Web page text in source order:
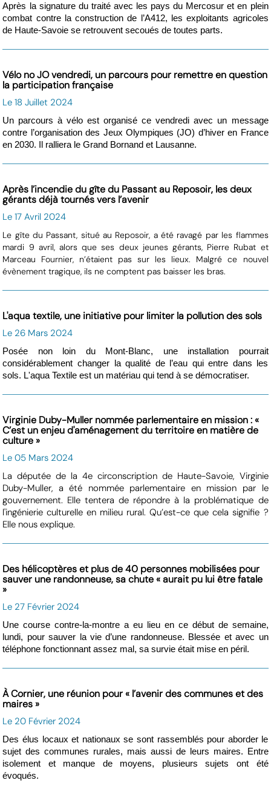
Après la signature du traité avec les pays du Mercosur et en plein
combat contre la construction de l’A412, les exploitants agricoles
de Haute-Savoie se retrouvent secoués de toutes parts.
Vélo no JO vendredi, un parcours pour remettre en question
la participation française
Le 18 Juillet 2024
Un parcours à vélo est organisé ce vendredi avec un message
contre l’organisation des Jeux Olympiques (JO) d’hiver en France
en 2030. Il ralliera le Grand Bornand et Lausanne.
Après l’incendie du gîte du Passant au Reposoir, les deux
gérants déjà tournés vers l’avenir
Le 17 Avril 2024
Le gîte du Passant, situé au Reposoir, a été ravagé par les flammes
mardi 9 avril, alors que ses deux jeunes gérants, Pierre Rubat et
Marceau Fournier, n’étaient pas sur les lieux. Malgré ce nouvel
évènement tragique, ils ne comptent pas baisser les bras.
L'aqua textile, une initiative pour limiter la pollution des sols
Le 26 Mars 2024
Posée non loin du Mont-Blanc, une installation pourrait
considérablement changer la qualité de l’eau qui entre dans les
sols. L'aqua Textile est un matériau qui tend à se démocratiser.
Virginie Duby-Muller nommée parlementaire en mission : «
C’est un enjeu d'aménagement du territoire en matière de
culture »
Le 05 Mars 2024
La députée de la 4e circonscription de Haute-Savoie, Virginie
Duby-Muller, a été nommée parlementaire en mission par le
gouvernement. Elle tentera de répondre à la problématique de
l'ingénierie culturelle en milieu rural. Qu’est-ce que cela signifie ?
Elle nous explique.
Des hélicoptères et plus de 40 personnes mobilisées pour
sauver une randonneuse, sa chute « aurait pu lui être fatale
»
Le 27 Février 2024
Une course contre-la-montre a eu lieu en ce début de semaine,
lundi, pour sauver la vie d’une randonneuse. Blessée et avec un
téléphone fonctionnant assez mal, sa survie était mise en péril.
À Cornier, une réunion pour « l’avenir des communes et des
maires »
Le 20 Février 2024
Des élus locaux et nationaux se sont rassemblés pour aborder le
sujet des communes rurales, mais aussi de leurs maires. Entre
isolement et manque de moyens, plusieurs sujets ont été
évoqués.